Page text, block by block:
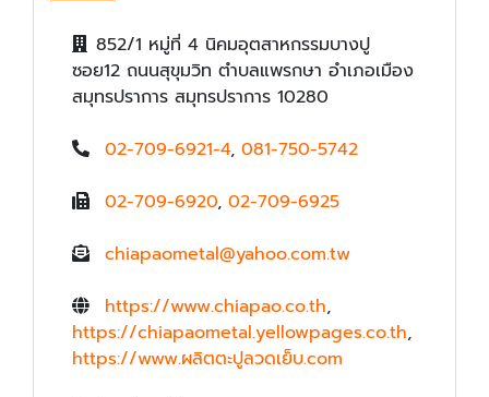
852/1 หมู่ที่ 4 นิคมอุตสาหกรรมบางปู
ซอย12 ถนนสุขุมวิท ตำบลแพรกษา อำเภอเมือง
สมุทรปราการ สมุทรปราการ 10280
02-709-6921-4, 081-750-5742
02-709-6920, 02-709-6925
chiapaometal@yahoo.com.tw
https://www.chiapao.co.th,
https://chiapaometal.yellowpages.co.th,
https://www.ผลิตตะปูลวดเย็บ.com